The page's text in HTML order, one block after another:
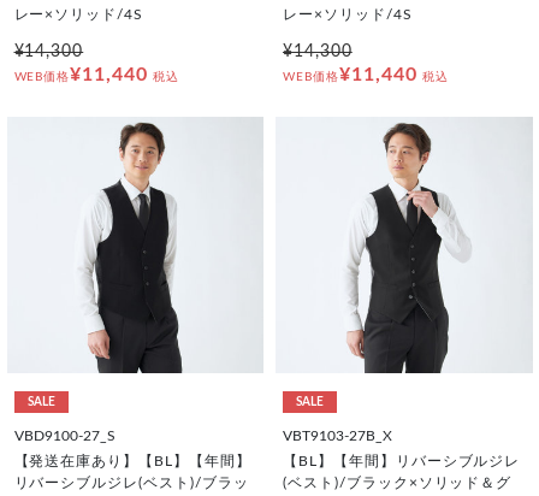
レー×ソリッド/4S
¥14,300
WEB価格¥11,440 税込
レー×ソリッド/4S
¥14,300
WEB価格¥11,440 税込
SALE
VBD9100-27_S
【発送在庫あり】【BL】【年間】
リバーシブルジレ(ベスト)/ブラッ
SALE
VBT9103-27B_X
【BL】【年間】リバーシブルジレ
(ベスト)/ブラック×ソリッド＆グ